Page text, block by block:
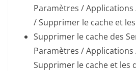
Paramètres / Applications
/ Supprimer le cache et
Supprimer le cache des
Paramètres / Applications
Supprimer le cache et les